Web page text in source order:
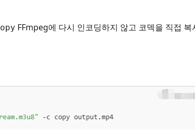
FFmpeg에 다시 인코딩하지 않고 코덱을 직접